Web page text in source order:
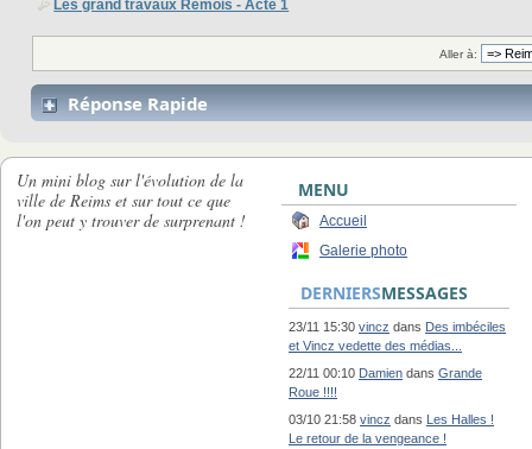
Les grand travaux Rémois - Acte 1
Aller à:
Réponse Rapide
Un mini blog sur l'évolution de la
ville de Reims et sur tout ce que
l'on peut y trouver de surprenant !
MENU
Accueil
Galerie photo
DERNIERSMESSAGES
23/11 15:30 vincz dans Des imbéciles
et Vincz vedette des médias...
22/11 00:10 Damien dans Grande
Roue !!!!
03/10 21:58 vincz dans Les Halles !
Le retour de la vengeance !